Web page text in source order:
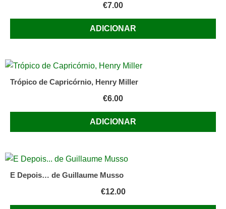
€7.00
ADICIONAR
Trópico de Capricórnio, Henry Miller
€6.00
ADICIONAR
E Depois… de Guillaume Musso
€12.00